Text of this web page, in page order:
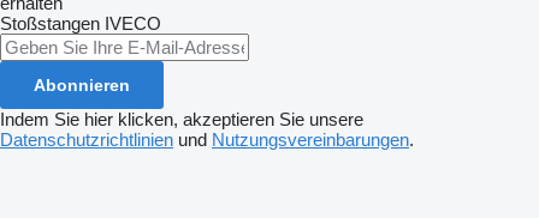
Stoßstangen IVECO
Abonnieren
Indem Sie hier klicken, akzeptieren Sie unsere
Datenschutzrichtlinien und Nutzungsvereinbarungen.